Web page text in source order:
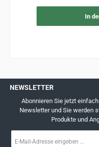
In
NEWSLETTER
Abonnieren Sie jetzt
Newsletter und Sie werden
Produkte und
Mail-